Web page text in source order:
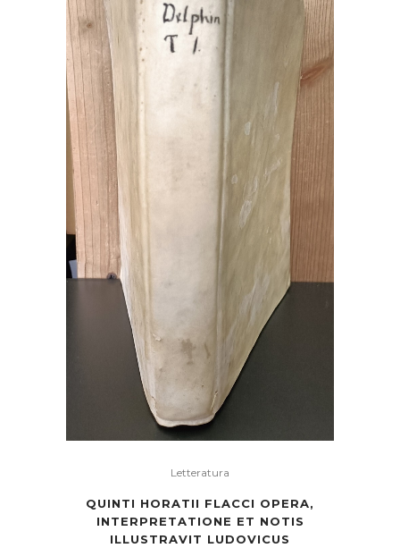
Letteratura
QUINTI HORATII FLACCI OPERA,
INTERPRETATIONE ET NOTIS
ILLUSTRAVIT LUDOVICUS